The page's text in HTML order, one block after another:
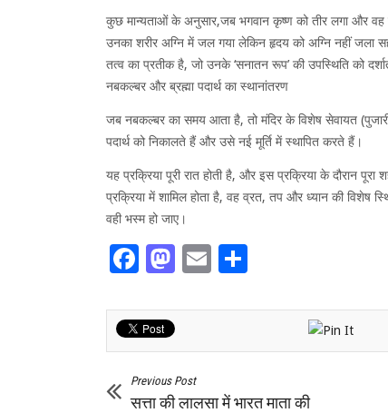
कुछ मान्यताओं के अनुसार,जब भगवान कृष्ण को तीर लगा और वह
उनका शरीर अग्नि में जल गया लेकिन हृदय को अग्नि नहीं जला
तत्व का प्रतीक है, जो उनके ‘सनातन रूप’ की उपस्थिति को
नबकल्बर और ब्रह्मा पदार्थ का स्थानांतरण
जब नबकल्बर का समय आता है, तो मंदिर के विशेष सेवायत (पुजारी)
पदार्थ को निकालते हैं और उसे नई मूर्ति में स्थापित करते हैं।
यह प्रक्रिया पूरी रात होती है, और इस प्रक्रिया के दौरान
प्रक्रिया में शामिल होता है, वह व्रत, तप और ध्यान की विशेष
वही भस्म हो जाए।
Facebook
Mastodon
Email
Previous Post
सत्ता की लालसा में भारत माता की